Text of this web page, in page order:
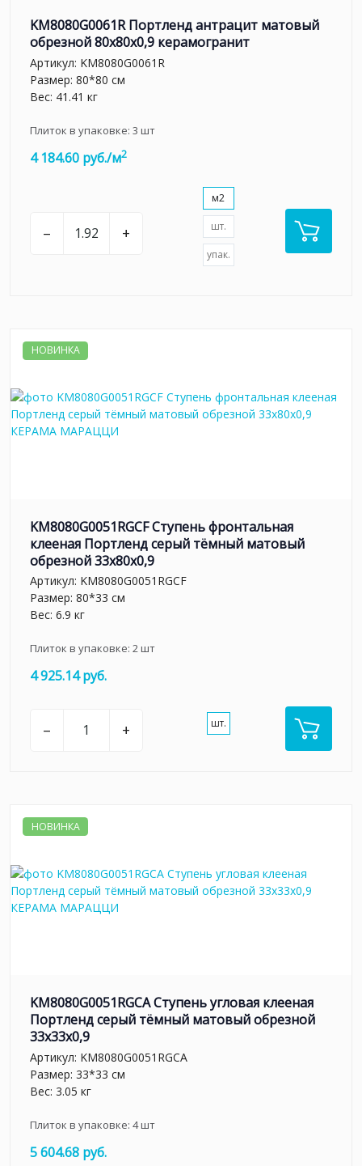
KM8080G0061R Портленд антрацит матовый
обрезной 80x80x0,9 керамогранит
Артикул: KM8080G0061R
Размер: 80*80 см
Вес: 41.41 кг
Плиток в упаковке: 3 шт
4 184.60 руб./м2
– +
м2
шт.
упак.
НОВИНКА
KM8080G0051RGCF Ступень фронтальная
клееная Портленд серый тёмный матовый
обрезной 33x80x0,9
Артикул: KM8080G0051RGCF
Размер: 80*33 см
Вес: 6.9 кг
Плиток в упаковке: 2шт
4 925.14 руб.
– + шт.
НОВИНКА
KM8080G0051RGCA Ступень угловая клееная
Портленд серый тёмный матовый обрезной
33x33x0,9
Артикул: KM8080G0051RGCA
Размер: 33*33 см
Вес: 3.05 кг
Плиток в упаковке: 4шт
5 604.68 руб.